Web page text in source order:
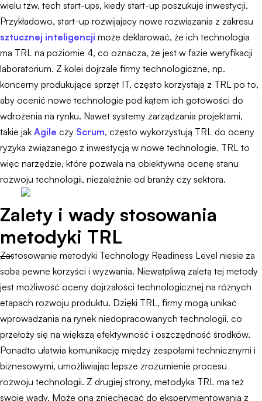
wielu tzw. tech start-ups, kiedy start-up poszukuje inwestycji.
Przykładowo, start-up rozwijający nowe rozwiązania z zakresu
sztucznej inteligencji może deklarować, że ich technologia
ma TRL na poziomie 4, co oznacza, że jest w fazie weryfikacji
laboratorium. Z kolei dojrzałe firmy technologiczne, np.
koncerny produkujące sprzęt IT, często korzystają z TRL po to,
aby ocenić nowe technologie pod kątem ich gotowości do
wdrożenia na rynku. Nawet systemy zarządzania projektami,
takie jak Agile czy Scrum, często wykorzystują TRL do oceny
ryzyka związanego z inwestycją w nowe technologie. TRL to
więc narzędzie, które pozwala na obiektywną ocenę stanu
rozwoju technologii, niezależnie od branży czy sektora.
Zalety i wady stosowania
metodyki TRL
Zastosowanie metodyki Technology Readiness Level niesie za
sobą pewne korzyści i wyzwania. Niewątpliwą zaletą tej metody
jest możliwość oceny dojrzałości technologicznej na różnych
etapach rozwoju produktu. Dzięki TRL, firmy mogą unikać
wprowadzania na rynek niedopracowanych technologii, co
przełoży się na większą efektywność i oszczędność środków.
Ponadto ułatwia komunikację między zespołami technicznymi i
biznesowymi, umożliwiając lepsze zrozumienie procesu
rozwoju technologii. Z drugiej strony, metodyka TRL ma też
swoje wady. Może ona zniechęcać do eksperymentowania z